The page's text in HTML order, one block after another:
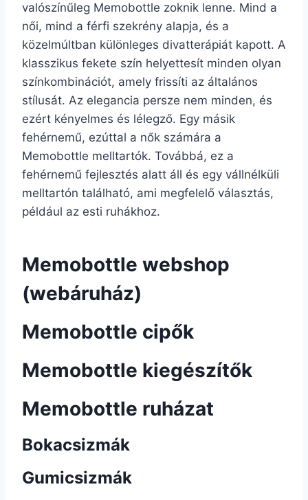
valószínűleg Memobottle zoknik lenne. Mind a
női, mind a férfi szekrény alapja, és a
közelmúltban különleges divatterápiát kapott. A
klasszikus fekete szín helyettesít minden olyan
színkombinációt, amely frissíti az általános
stílusát. Az elegancia persze nem minden, és
ezért kényelmes és lélegző. Egy másik
fehérnemű, ezúttal a nők számára a
Memobottle melltartók. Továbbá, ez a
fehérnemű fejlesztés alatt áll és egy vállnélküli
melltartón található, ami megfelelő választás,
például az esti ruhákhoz.
Memobottle webshop
(webáruház)
Memobottle cipők
Memobottle kiegészítők
Memobottle ruházat
Bokacsizmák
Gumicsizmák